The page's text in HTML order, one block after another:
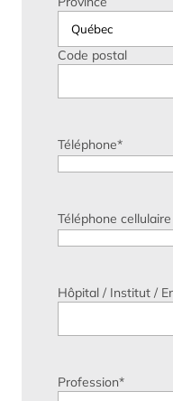
Code postal
Téléphone*
Téléphone cellulaire
Hôpital / Institut /
Profession*